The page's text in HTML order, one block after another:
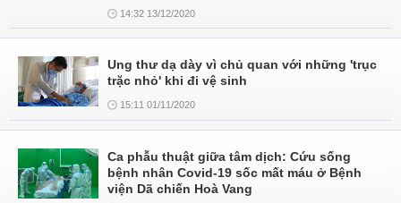
14:32 13/12/2020
Ung thư dạ dày vì chủ quan với những 'trục
trặc nhỏ' khi đi vệ sinh
15:11 01/11/2020
Ca phẫu thuật giữa tâm dịch: Cứu sống
bệnh nhân Covid-19 sốc mất máu ở Bệnh
viện Dã chiến Hoà Vang